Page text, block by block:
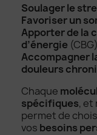
Soulager le
Favoriser un
Apporter de la
d’énergie (CBG)
Accompagner
douleurs
Chaque
spécifiques, et
permet de
vos besoins